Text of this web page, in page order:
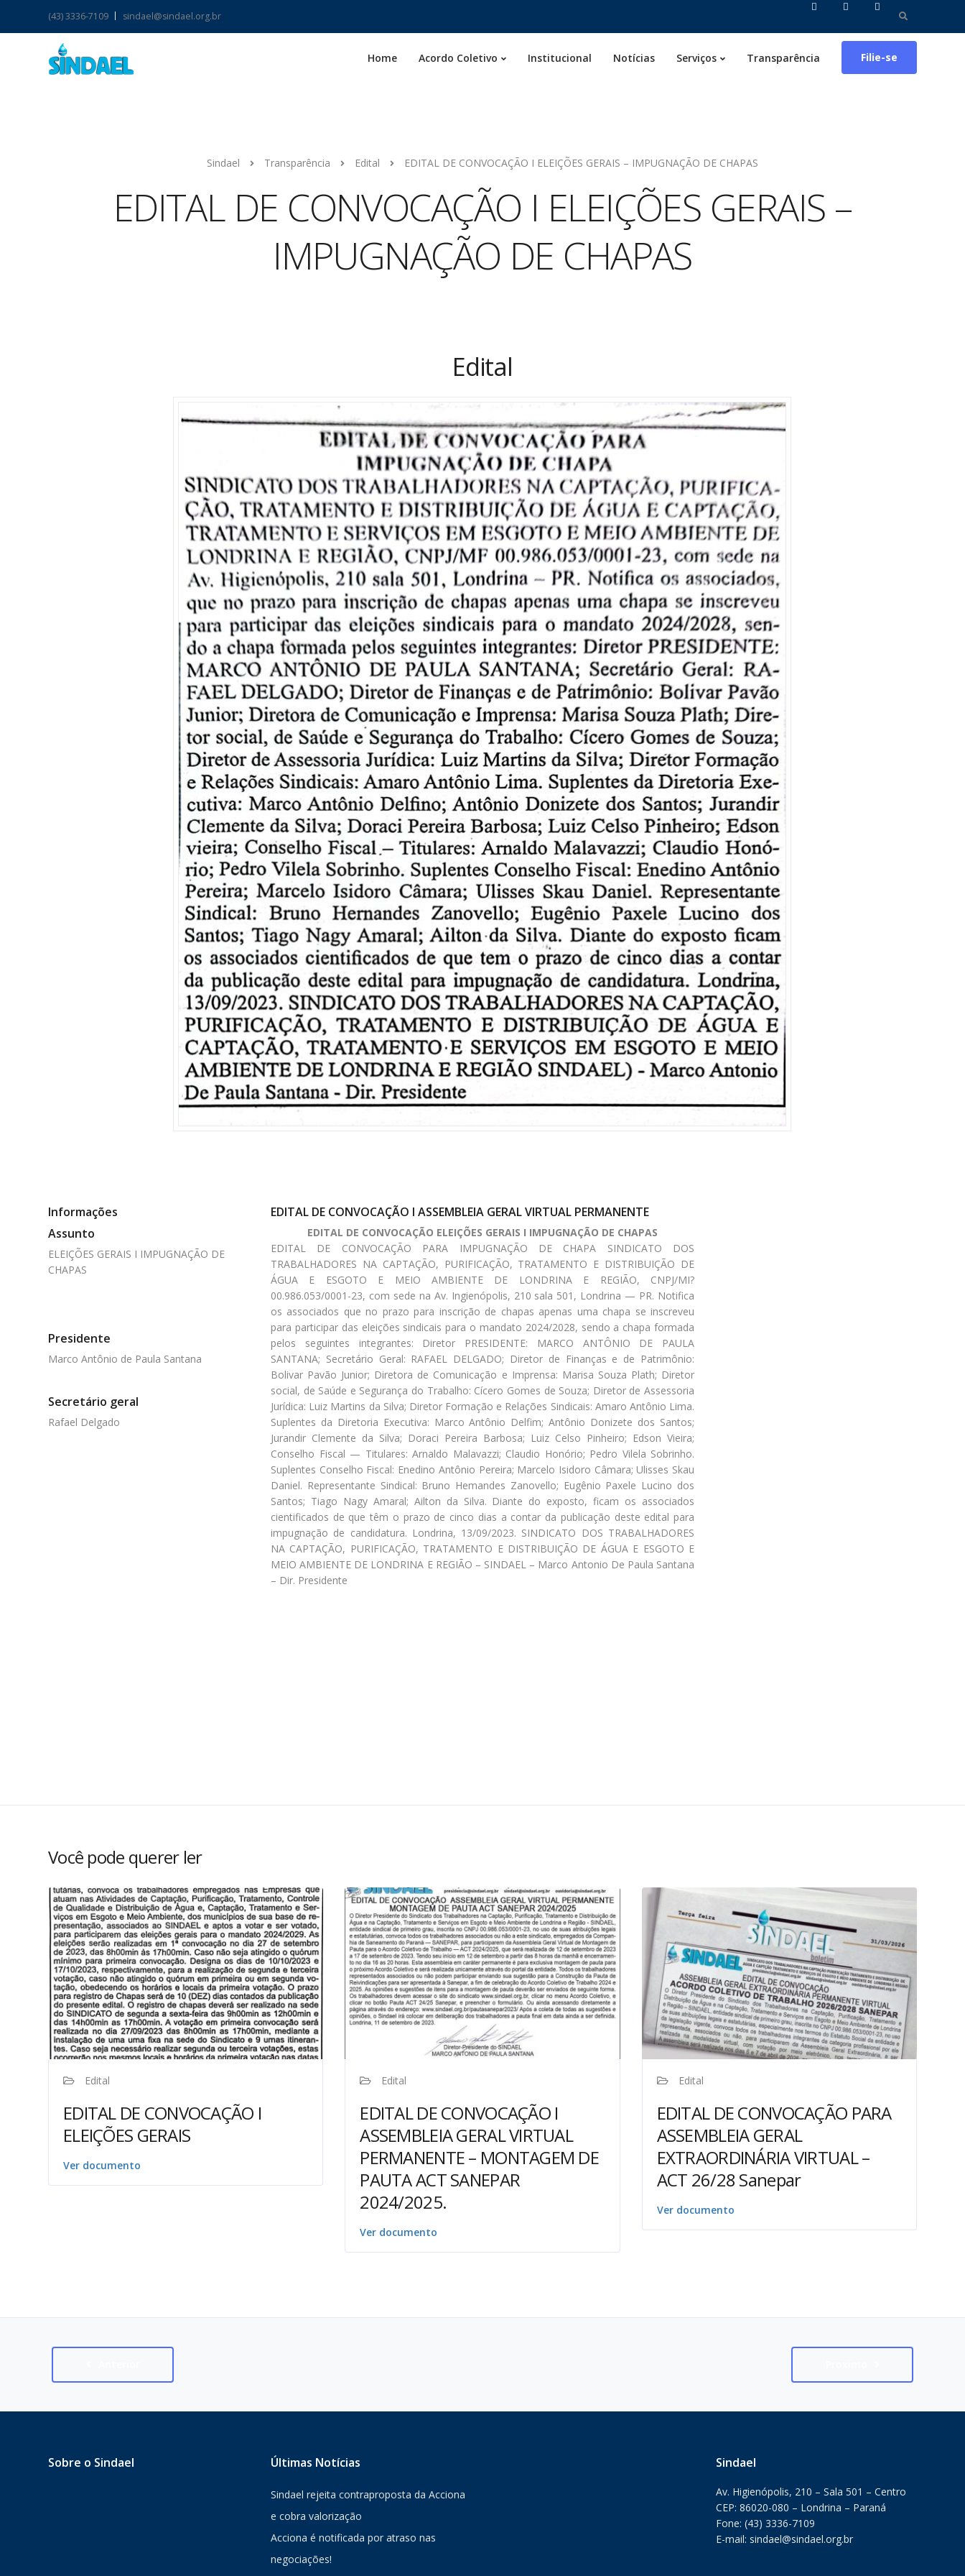
Pesquisar
por:
(43) 3336-7109 sindael@sindael.org.br
Home Acordo Coletivo Institucional Notícias Serviços Transparência Filie-se
Sindael Transparência Edital EDITAL DE CONVOCAÇÃO I ELEIÇÕES GERAIS – IMPUGNAÇÃO DE CHAPAS
EDITAL DE CONVOCAÇÃO I ELEIÇÕES GERAIS –
IMPUGNAÇÃO DE CHAPAS
Edital
Informações
Assunto
ELEIÇÕES GERAIS I IMPUGNAÇÃO DE
CHAPAS
Presidente
Marco Antônio de Paula Santana
Secretário geral
Rafael Delgado
EDITAL DE CONVOCAÇÃO I ASSEMBLEIA GERAL VIRTUAL PERMANENTE
EDITAL DE CONVOCAÇÃO ELEIÇÕES GERAIS I IMPUGNAÇÃO DE CHAPAS
EDITAL DE CONVOCAÇÃO PARA IMPUGNAÇÃO DE CHAPA SINDICATO DOS
TRABALHADORES NA CAPTAÇÃO, PURIFICAÇÃO, TRATAMENTO E DISTRIBUIÇÃO DE
ÁGUA E ESGOTO E MEIO AMBIENTE DE LONDRINA E REGIÃO, CNPJ/MI?
00.986.053/0001-23, com sede na Av. Ingienópolis, 210 sala 501, Londrina — PR. Notifica
os associados que no prazo para inscrição de chapas apenas uma chapa se inscreveu
para participar das eleições sindicais para o mandato 2024/2028, sendo a chapa formada
pelos seguintes integrantes: Diretor PRESIDENTE: MARCO ANTÔNIO DE PAULA
SANTANA; Secretário Geral: RAFAEL DELGADO; Diretor de Finanças e de Patrimônio:
Bolivar Pavão Junior; Diretora de Comunicação e Imprensa: Marisa Souza Plath; Diretor
social, de Saúde e Segurança do Trabalho: Cícero Gomes de Souza; Diretor de Assessoria
Jurídica: Luiz Martins da Silva; Diretor Formação e Relações Sindicais: Amaro Antônio Lima.
Suplentes da Diretoria Executiva: Marco Antônio Delfim; Antônio Donizete dos Santos;
Jurandir Clemente da Silva; Doraci Pereira Barbosa; Luiz Celso Pinheiro; Edson Vieira;
Conselho Fiscal — Titulares: Arnaldo Malavazzi; Claudio Honório; Pedro Vilela Sobrinho.
Suplentes Conselho Fiscal: Enedino Antônio Pereira; Marcelo Isidoro Câmara; Ulisses Skau
Daniel. Representante Sindical: Bruno Hemandes Zanovello; Eugênio Paxele Lucino dos
Santos; Tiago Nagy Amaral; Ailton da Silva. Diante do exposto, ficam os associados
cientificados de que têm o prazo de cinco dias a contar da publicação deste edital para
impugnação de candidatura. Londrina, 13/09/2023. SINDICATO DOS TRABALHADORES
NA CAPTAÇÃO, PURIFICAÇÃO, TRATAMENTO E DISTRIBUIÇÃO DE ÁGUA E ESGOTO E
MEIO AMBIENTE DE LONDRINA E REGIÃO – SINDAEL – Marco Antonio De Paula Santana
– Dir. Presidente
Você pode querer ler
Edital
EDITAL DE CONVOCAÇÃO I
ELEIÇÕES GERAIS
Ver documento
Edital
EDITAL DE CONVOCAÇÃO I
ASSEMBLEIA GERAL VIRTUAL
PERMANENTE – MONTAGEM DE
PAUTA ACT SANEPAR
2024/2025.
Ver documento
Edital
EDITAL DE CONVOCAÇÃO PARA
ASSEMBLEIA GERAL
EXTRAORDINÁRIA VIRTUAL –
ACT 26/28 Sanepar
Ver documento
Sobre o Sindael Últimas Notícias
Sindael rejeita contraproposta da Acciona
e cobra valorização
Acciona é notificada por atraso nas
negociações!
Sindael
Av. Higienópolis, 210 – Sala 501 – Centro
CEP: 86020-080 – Londrina – Paraná
Fone: (43) 3336-7109
E-mail: sindael@sindael.org.br